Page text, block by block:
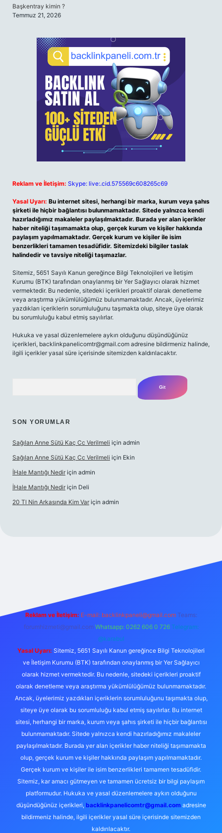
Başkentray kimin ?
Temmuz 21, 2026
Reklam ve İletişim: Skype: live:.cid.575569c608265c69
Yasal Uyarı: Bu internet sitesi, herhangi bir marka, kurum veya şahıs
şirketi ile hiçbir bağlantısı bulunmamaktadır. Sitede yalnızca kendi
hazırladığımız makaleler paylaşılmaktadır. Burada yer alan içerikler
haber niteliği taşımamakta olup, gerçek kurum ve kişiler hakkında
paylaşım yapılmamaktadır. Gerçek kurum ve kişiler ile isim
benzerlikleri tamamen tesadüfidir. Sitemizdeki bilgiler taslak
halindedir ve tavsiye niteliği taşımazlar.
Sitemiz, 5651 Sayılı Kanun gereğince Bilgi Teknolojileri ve İletişim
Kurumu (BTK) tarafından onaylanmış bir Yer Sağlayıcı olarak hizmet
vermektedir. Bu nedenle, sitedeki içerikleri proaktif olarak denetleme
veya araştırma yükümlülüğümüz bulunmamaktadır. Ancak, üyelerimiz
yazdıkları içeriklerin sorumluluğunu taşımakta olup, siteye üye olarak
bu sorumluluğu kabul etmiş sayılırlar.
Hukuka ve yasal düzenlemelere aykırı olduğunu düşündüğünüz
içerikleri, backlinkpanelicomtr@gmail.com adresine bildirmeniz halinde,
ilgili içerikler yasal süre içerisinde sitemizden kaldırılacaktır.
SON YORUMLAR
Sağılan Anne Sütü Kaç Cc Verilmeli için admin
Sağılan Anne Sütü Kaç Cc Verilmeli için Ekin
İHale Mantığı Nedir için admin
İHale Mantığı Nedir için Deli
20 Tl Nin Arkasında Kim Var için admin
Reklam ve İletişim: E-mail: backlinkpaneli@gmail.com Teams:
forumhizmeti@gmail.com Whatsapp: 0262 606 0 726 Telegram:
@karabul
Yasal Uyarı: Sitemiz, 5651 Sayılı Kanun gereğince Bilgi Teknolojileri
ve İletişim Kurumu (BTK) tarafından onaylanmış bir Yer Sağlayıcı
olarak hizmet vermektedir. Bu nedenle, sitedeki içerikleri proaktif
olarak denetleme veya araştırma yükümlülüğümüz bulunmamaktadır.
Ancak, üyelerimiz yazdıkları içeriklerin sorumluluğunu taşımakta olup,
siteye üye olarak bu sorumluluğu kabul etmiş sayılırlar. Bu internet
sitesi, herhangi bir marka, kurum veya şahıs şirketi ile hiçbir bağlantısı
bulunmamaktadır. Sitede yalnızca kendi hazırladığımız makaleler
paylaşılmaktadır. Burada yer alan içerikler haber niteliği taşımamakta
olup, gerçek kurum ve kişiler hakkında paylaşım yapılmamaktadır.
Gerçek kurum ve kişiler ile isim benzerlikleri tamamen tesadüfidir.
Sitemiz, kar amacı gütmeyen ve tamamen ücretsiz bir bilgi paylaşım
platformudur. Hukuka ve yasal düzenlemelere aykırı olduğunu
düşündüğünüz içerikleri, backlinkpanelicomtr@gmail.comadresine
bildirmeniz halinde, ilgili içerikler yasal süre içerisinde sitemizden
kaldırılacaktır.